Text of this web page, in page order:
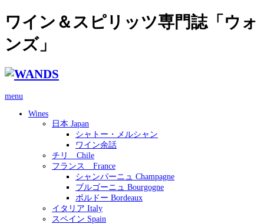
ワイン＆スピリッツ専門誌「ウォ
ンズ」
menu
Wines
日本 Japan
シャトー・メルシャン
ワイン余話
チリ Chile
フランス France
シャンパーニュ Champagne
ブルゴーニュ Bourgogne
ボルドー Bordeaux
イタリア Italy
スペイン Spain